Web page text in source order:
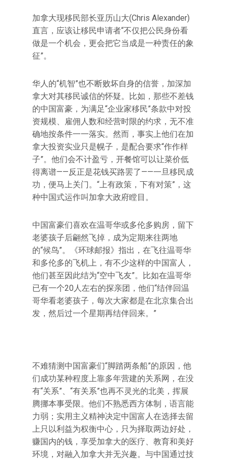
加拿大现移民部长亚历山大(Chris Alexander)
直言，应该让移民申请者“不仅把公民身份看
做是一个机会，更会把它当成是一种责任的象
征”。
华人的“机智”也不断败坏自身的信誉，加深加
拿大对其移民诚信的怀疑。比如，那些不差钱
的中国富豪，为满足“企业家移民”条款中对投
资规模、雇佣人数和经营时限的约求，无不准
确地按条件一一落实。然而，事实上他们在加
拿大投资实业只是幌子，是配合要求“作作样
子”。他们会不计盈亏，开餐馆可以让菜价低
得离谱——反正是花钱买路罢了——一旦移民成
功，便马上关门。“上有政策，下有对策”，这
种中国式运作叫加拿大政府瞠目。
中国富豪们喜欢在温哥华或多伦多购房，留下
老婆孩子后翩然飞掉，成为定期来往两地
的“候鸟”。《环球邮报》指出，在飞往温哥华
和多伦多的飞机上，有不少这样的中国富人，
他们甚至因此结为“空中飞友”。比如在温哥华
已有一个20人左右的探亲团，他们“结伴回温
哥华看老婆孩子，每次大家都是在北京集合出
发，然后过一个星期再结伴回来。”
不难猜测中国富豪们“脚踏两条船”的原因，他
们成功某种程度上靠多年营建的关系网，在没
有“关系”、“有关系”也再不灵光的北美，挥展
腾挪本事受限。他们不熟悉西方体制，语言能
力弱；实用主义精神决定中国富人在选择去留
上只以利益为权衡中心，只为择取两边好处，
赚国内的钱，享受加拿大的医疗、教育和美好
环境，对融入加拿大并无兴趣。与中国通过技